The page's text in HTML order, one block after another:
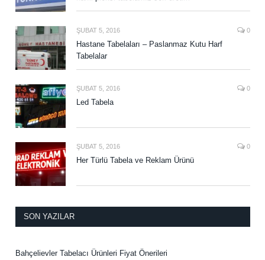
ŞUBAT 5, 2016 0
Hastane Tabelaları – Paslanmaz Kutu Harf
Tabelalar
ŞUBAT 5, 2016 0
Led Tabela
ŞUBAT 5, 2016 0
Her Türlü Tabela ve Reklam Ürünü
SON YAZILAR
Bahçelievler Tabelacı Ürünleri Fiyat Önerileri